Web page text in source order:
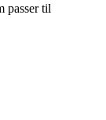
passer til